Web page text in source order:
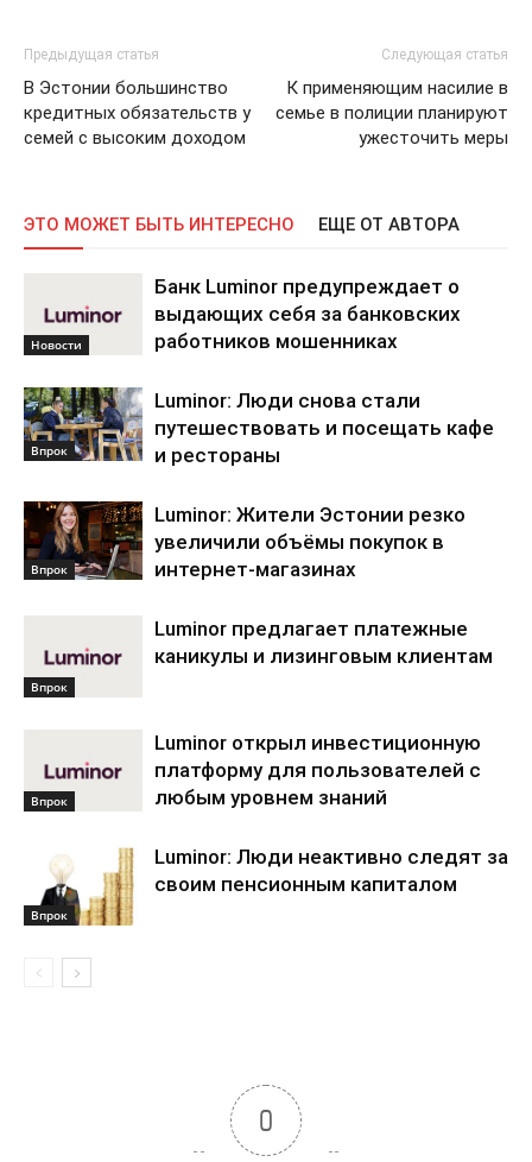
Предыдущая статья
В Эстонии большинство
кредитных обязательств у
семей с высоким доходом
Следующая статья
К применяющим насилие в
семье в полиции планируют
ужесточить меры
ЭТО МОЖЕТ БЫТЬ ИНТЕРЕСНО ЕЩЕ ОТ АВТОРА
Новости
Банк Luminor предупреждает о
выдающих себя за банковских
работников мошенниках
Впрок
Luminor: Люди снова стали
путешествовать и посещать кафе
и рестораны
Впрок
Luminor: Жители Эстонии резко
увеличили объёмы покупок в
интернет-магазинах
Впрок
Luminor предлагает платежные
каникулы и лизинговым клиентам
Впрок
Luminor открыл инвестиционную
платформу для пользователей с
любым уровнем знаний
Впрок
Luminor: Люди неактивно следят за
своим пенсионным капиталом
0